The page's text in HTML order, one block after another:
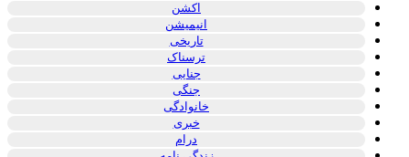
اکشن
انیمیشن
تاریخی
ترسناک
جنایی
جنگی
خانوادگی
خبری
درام